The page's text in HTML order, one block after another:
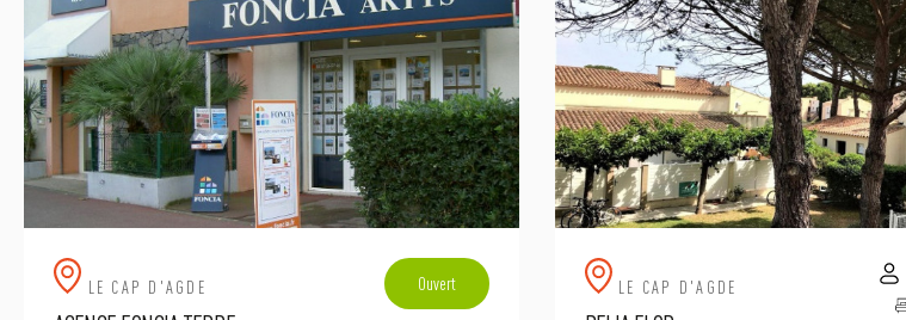
LE CAP D'AGDE Ouvert LE CAP D'AGDE